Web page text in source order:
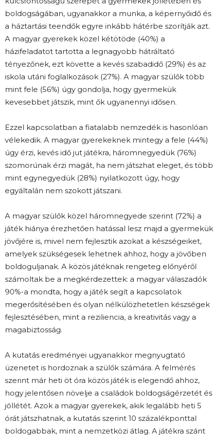
boldogságában, ugyanakkor a munka, a képernyőidő és
a háztartási teendők egyre inkább hátérbe szorítják azt.
A magyar gyerekek közel kétötöde (40%) a
házifeladatot tartotta a legnagyobb hátráltató
tényezőnek, ezt követte a kevés szabadidő (29%) és az
iskola utáni foglalkozások (27%). A magyar szülők több
mint fele (56%) úgy gondolja, hogy gyermekük
kevesebbet játszik, mint ők ugyanennyi idősen.
Ezzel kapcsolatban a fiatalabb nemzedék is hasonlóan
vélekedik. A magyar gyerekeknek mintegy a fele (44%)
úgy érzi, kevés idő jut játékra, háromnegyedük (76%)
szomorúnak érzi magát, ha nem játszhat eleget, és több
mint egynegyedük (28%) nyilatkozott úgy, hogy
egyáltalán nem szokott játszani.
A magyar szülők közel háromnegyede szerint (72%) a
játék hiánya érezhetően hatással lesz majd a gyermekük
jövőjére is, mivel nem fejlesztik azokat a készségeiket,
amelyek szükségesek lehetnek ahhoz, hogy a jövőben
boldoguljanak. A közös játéknak rengeteg előnyéről
számoltak be a megkérdezettek: a magyar válaszadók
90%-a mondta, hogy a játék segít a kapcsolatok
megerősítésében és olyan nélkülözhetetlen készségek
fejlesztésében, mint a reziliencia, a kreativitás vagy a
magabiztosság.
A kutatás eredményei ugyanakkor megnyugtató
üzenetet is hordoznak a szülők számára. A felmérés
szerint már heti öt óra közös játék is elegendő ahhoz,
hogy jelentősen növelje a családok boldogságérzetét és
jóllétét. Azok a magyar gyerekek, akik legalább heti 5
órát játszhatnak, a kutatás szerint 10 százalékponttal
boldogabbak, mint a nemzetközi átlag. A játékra szánt